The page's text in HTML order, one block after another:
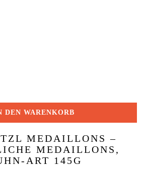
DEN WARENKORB
MEDAILLONS –
MEDAILLONS,
ART 145G